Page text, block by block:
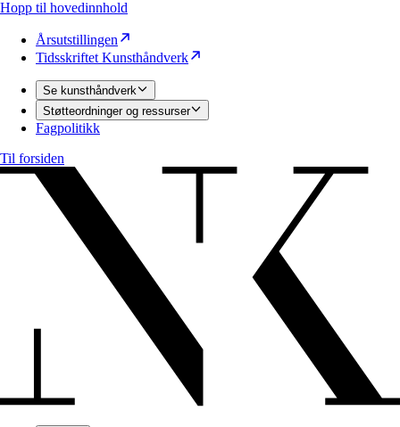
Hopp til hovedinnhold
Årsutstillingen
Tidsskriftet Kunsthåndverk
Se kunsthåndverk
Støtteordninger og ressurser
Fagpolitikk
Til forsiden